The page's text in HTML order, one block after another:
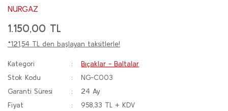
NURGAZ
1.150,00 TL
*121,54 TL den başlayan taksitlerle!
Kategori
Bıçaklar - Baltalar
Stok Kodu
NG-C003
Garanti Süresi
24 Ay
Fiyat
958,33 TL + KDV